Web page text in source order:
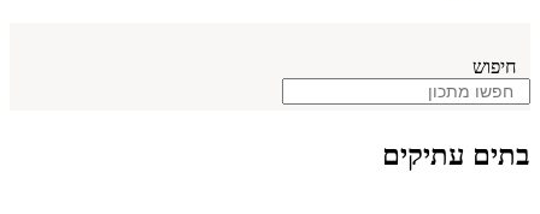
חיפוש
בתים עתיקים